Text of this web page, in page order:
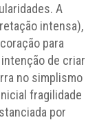
A
intensa),
para
de criar
no simplismo
fragilidade
por